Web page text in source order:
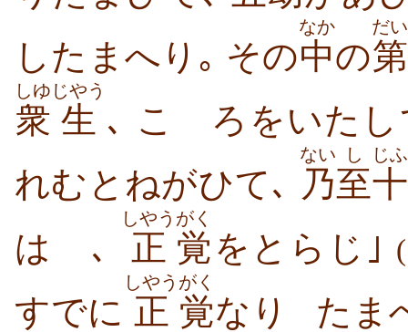
したまへり｡ その中
なか
の第
だい
衆
しゆ
生
じやう
､ こゝろをいたし
れむとねがひて､
乃
ない
至
し じ
はゞ､ 正
しやう
覚
がく
をとらじ｣
すでに 正
しやう
覚
がく
なり たま